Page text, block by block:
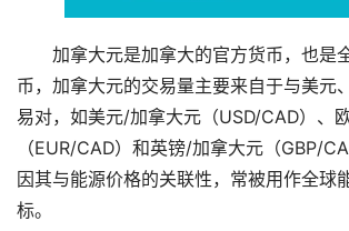
加拿大元是加拿大的官方货币，也是
币，加拿大元的交易量主要来自于与美元
易对，如美元/加拿大元（USD/CAD）、
（EUR/CAD）和英镑/加拿大元（GBP/
因其与能源价格的关联性，常被用作全球
标。